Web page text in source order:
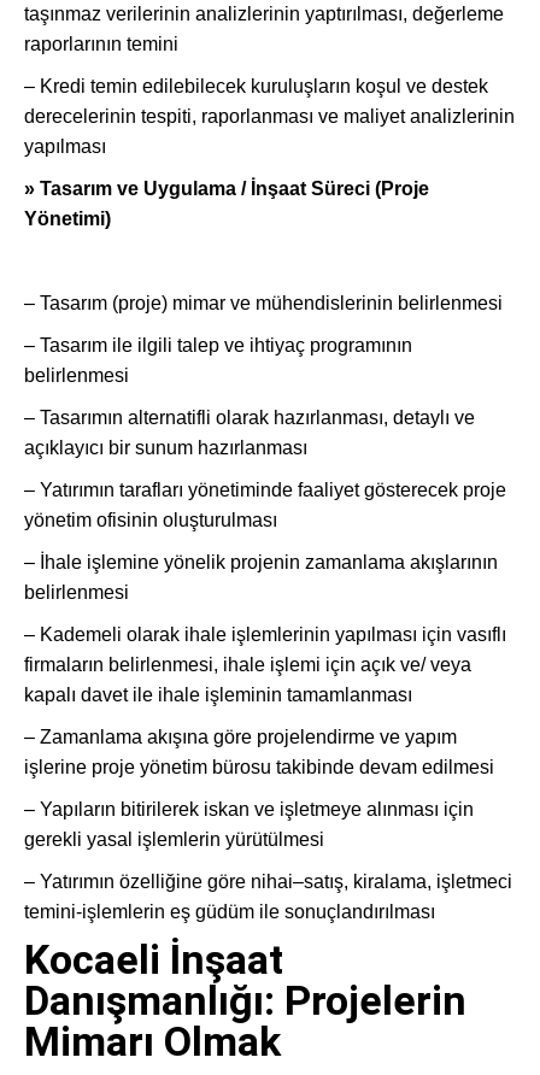
taşınmaz verilerinin analizlerinin yaptırılması, değerleme
raporlarının temini
– Kredi temin edilebilecek kuruluşların koşul ve destek
derecelerinin tespiti, raporlanması ve maliyet analizlerinin
yapılması
» Tasarım ve Uygulama / İnşaat Süreci (Proje
Yönetimi)
– Tasarım (proje) mimar ve mühendislerinin belirlenmesi
– Tasarım ile ilgili talep ve ihtiyaç programının
belirlenmesi
– Tasarımın alternatifli olarak hazırlanması, detaylı ve
açıklayıcı bir sunum hazırlanması
– Yatırımın tarafları yönetiminde faaliyet gösterecek proje
yönetim ofisinin oluşturulması
– İhale işlemine yönelik projenin zamanlama akışlarının
belirlenmesi
– Kademeli olarak ihale işlemlerinin yapılması için vasıflı
firmaların belirlenmesi, ihale işlemi için açık ve/ veya
kapalı davet ile ihale işleminin tamamlanması
– Zamanlama akışına göre projelendirme ve yapım
işlerine proje yönetim bürosu takibinde devam edilmesi
– Yapıların bitirilerek iskan ve işletmeye alınması için
gerekli yasal işlemlerin yürütülmesi
– Yatırımın özelliğine göre nihai–satış, kiralama, işletmeci
temini-işlemlerin eş güdüm ile sonuçlandırılması
Kocaeli İnşaat
Danışmanlığı: Projelerin
Mimarı Olmak